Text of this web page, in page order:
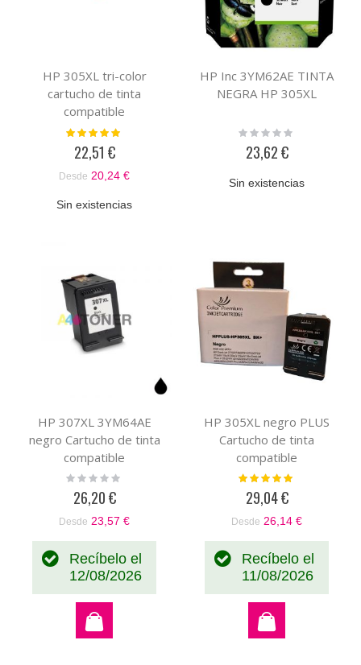
HP 305XL tri-color
cartucho de tinta
compatible
Valoración:
22,51 €
Desde 20,24 €
Sin existencias
HP Inc 3YM62AE TINTA
NEGRA HP 305XL
Rating:
23,62 €
Sin existencias
HP 307XL 3YM64AE
negro Cartucho de tinta
compatible
Rating:
26,20 €
Desde 23,57 €
Recíbelo el
12/08/2026
HP 305XL negro PLUS
Cartucho de tinta
compatible
Valoración:
29,04 €
Desde 26,14 €
Recíbelo el
11/08/2026